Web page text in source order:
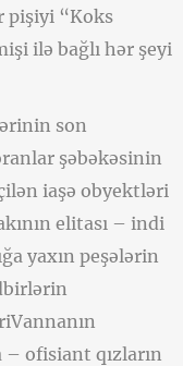
pişiyi “Koks
ilə bağlı hər şeyi
son
şəbəkəsinin
iaşə obyektləri
elitası – indi
yaxın peşələrin
– ofisiant qızların